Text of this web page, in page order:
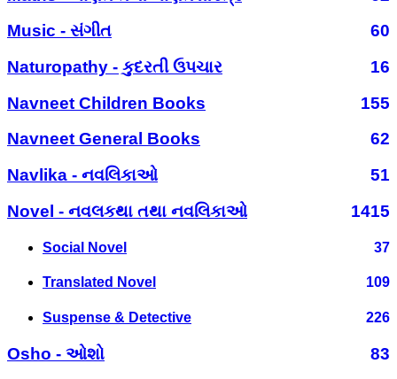
Music - સંગીત
60
Naturopathy - કુદરતી ઉપચાર
16
Navneet Children Books
155
Navneet General Books
62
Navlika - નવલિકાઓ
51
Novel - નવલકથા તથા નવલિકાઓ
1415
Social Novel 37
Translated Novel 109
Suspense & Detective 226
Osho - ઓશો
83